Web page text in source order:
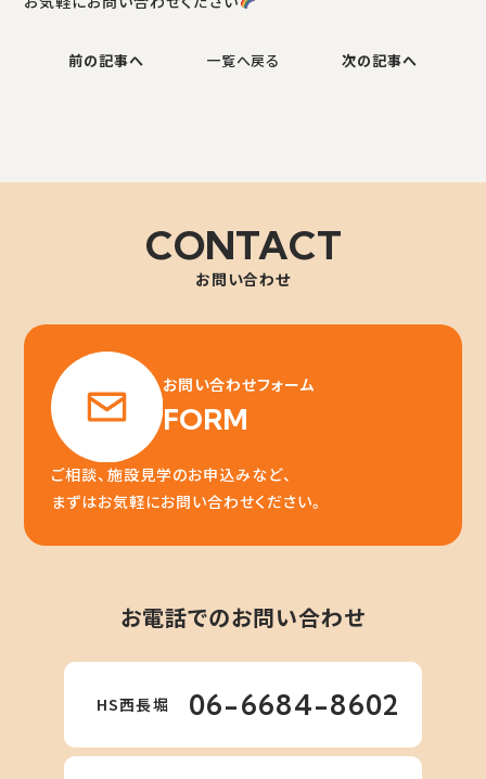
前の記事へ 一覧へ戻る 次の記事へ
CONTACT
お問い合わせ
お問い合わせフォーム
FORM
ご相談、施設見学のお申込みなど、
まずはお気軽にお問い合わせください。
お電話でのお問い合わせ
HS西長堀 06-6684-8602